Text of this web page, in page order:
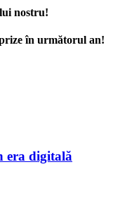
nostru!
în următorul an!
era digitală